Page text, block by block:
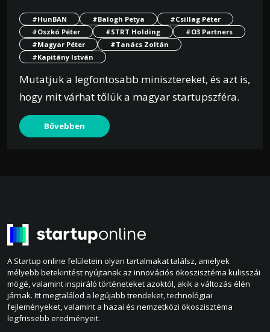
#HunBAN #Balogh Petya
#Csillag Péter
#Oszkó Péter
#STRT Holding
#O3 Partners
#Magyar Péter
#Tanács Zoltán
#Kapitány István
Mutatjuk a legfontosabb minisztereket, és azt is,
hogy mit várhat tőlük a magyar startupszféra.
Bővebben
A Startup online felületein olyan tartalmakat találsz, amelyek
mélyebb betekintést nyújtanak az innovációs ökoszisztéma kulisszái
mögé, valamint inspiráló történeteket azoktól, akik a változás élén
járnak. Itt megtalálod a legújabb trendeket, technológiai
fejleményeket, valamint a hazai és nemzetközi ökoszisztéma
legfrissebb eredményeit.